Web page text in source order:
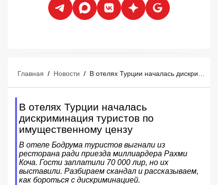
Главная / Новости /
В отелях Турции началась
дискриминация туристов по
имущественному цензу
В отеле Бодрума туристов выгнали из
ресторана ради приезда миллиардера Рахми
Коча. Гости заплатили 70 000 лир, но их
выставили. Разбираем скандал и рассказываем,
как бороться с дискриминацией.